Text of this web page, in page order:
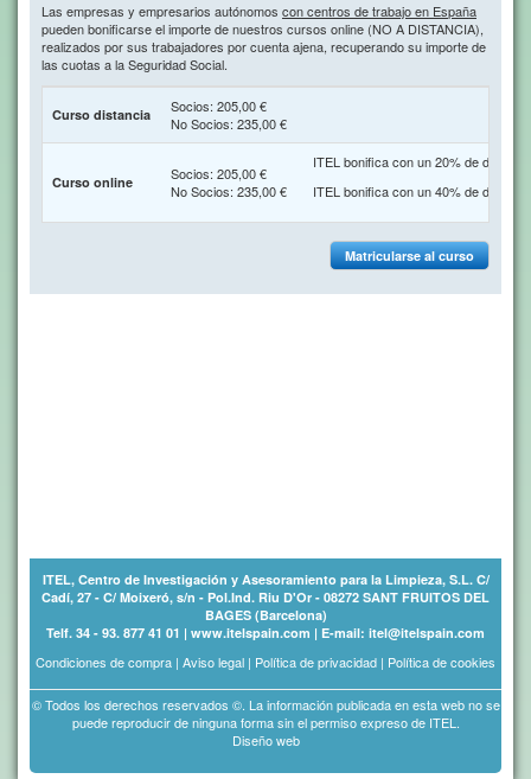
Las empresas y empresarios autónomos con centros de trabajo en España
pueden bonificarse el importe de nuestros cursos online (NO A DISTANCIA),
realizados por sus trabajadores por cuenta ajena, recuperando su importe de
las cuotas a la Seguridad Social.
Curso distancia
Socios: 205,00 €
No Socios: 235,00 €
Curso online
Socios: 205,00 €
No Socios: 235,00 €
ITEL bonifica con un 20% de
ITEL bonifica con un 40% de
Matricularse al curso
ITEL, Centro de Investigación y Asesoramiento para la Limpieza, S.L. C/
Cadí, 27 - C/ Moixeró, s/n - Pol.Ind. Riu D'Or - 08272 SANT FRUITOS DEL
BAGES (Barcelona)
Telf. 34 - 93. 877 41 01 | www.itelspain.com | E-mail: itel@itelspain.com
Condiciones de compra | Aviso legal | Política de privacidad | Política de cookies
© Todos los derechos reservados ©. La información publicada en esta web no se
puede reproducir de ninguna forma sin el permiso expreso de ITEL.
Diseño web